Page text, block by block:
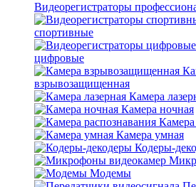
Видеорегистраторы
спортивные
цифровые
взрывозащищенная
Камера
Камера ночная
Камера
Камера умная
Кодеры-
Модемы